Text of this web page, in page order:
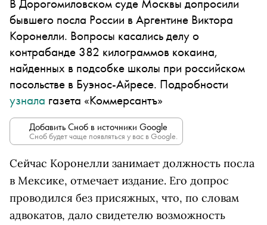
В Дорогомиловском суде Москвы допросили
бывшего посла России в Аргентине Виктора
Коронелли. Вопросы касались делу о
контрабанде 382 килограммов кокаина,
найденных в подсобке школы при российском
посольстве в Буэнос-Айресе. Подробности
узнала газета «Коммерсантъ»
Добавить Сноб в источники Google
Сноб будет чаще появляться у вас в Google.
Сейчас Коронелли занимает должность посла
в Мексике, отмечает издание. Его допрос
проводился без присяжных, что, по словам
адвокатов, дало свидетелю возможность